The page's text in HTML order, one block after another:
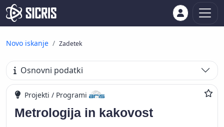
Novo iskanje Zadetek
Osnovni podatki
Projekti / Programi
Metrologija in kakovost